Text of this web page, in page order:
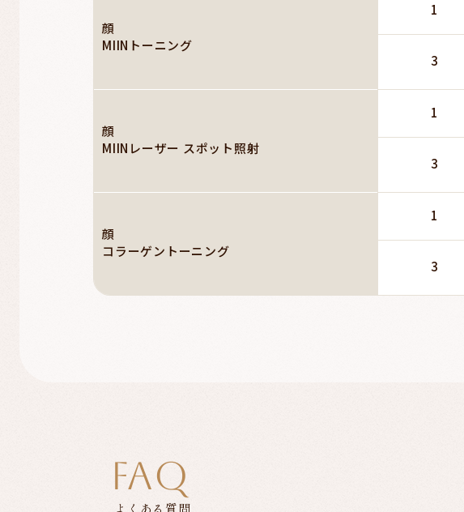
顔
MIINトーニング
1
3
顔
MIINレーザー スポット照射
1
3
顔
コラーゲントーニング
1
3
FAQ
よくある質問